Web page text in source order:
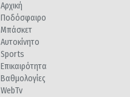
Αρχική
Ποδόσφαιρο
Μπάσκετ
Αυτοκίνητο
Sports
Επικαιρότητα
Βαθμολογίες
WebTv